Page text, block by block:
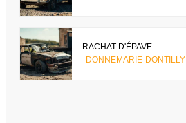
RACHAT D'ÉPAVE
DONNEMARIE-DONTILLY